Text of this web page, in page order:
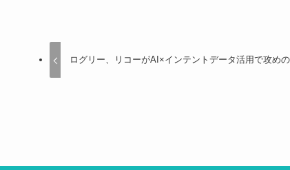
ログリー、リコーがAI×インテントデータ活用で攻め